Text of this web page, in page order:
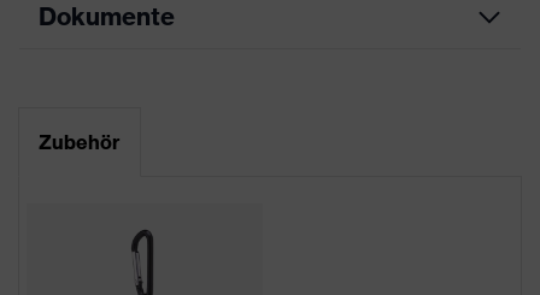
Produktart
Geschlecht
Beschichtung
Dokumente
Konformitätserklärungen
Zubehör